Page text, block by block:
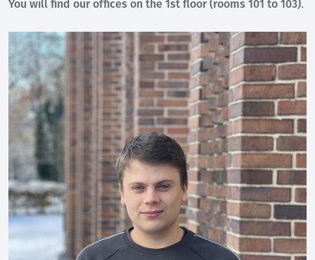
You will find our offices on the 1st floor (rooms 101 to 103).